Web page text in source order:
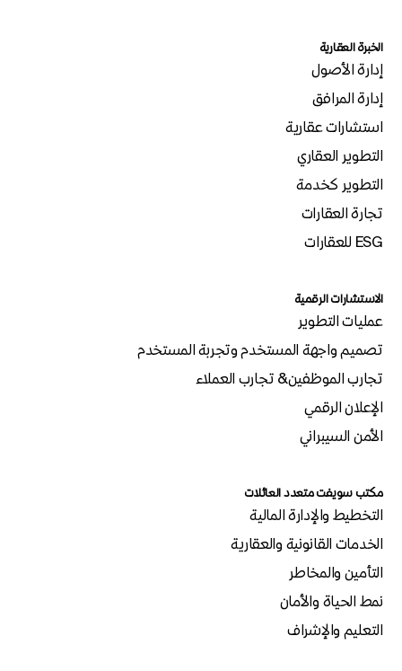
الخبرة العقارية
إدارة الأصول
إدارة المرافق
استشارات عقارية
التطوير العقاري
التطوير كخدمة
تجارة العقارات
ESG للعقارات
الاستشارات الرقمية
عمليات التطوير
تصميم واجهة المستخدم وتجربة المستخدم
تجارب الموظفين& تجارب العملاء
الإعلان الرقمي
الأمن السيبراني
مكتب سويفت متعدد العائلات
التخطيط والإدارة المالية
الخدمات القانونية والعقارية
التأمين والمخاطر
نمط الحياة والأمان
التعليم والإشراف